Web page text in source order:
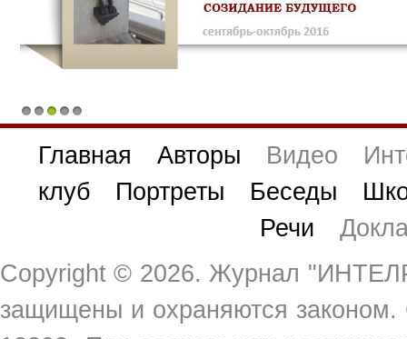
1 2 3 4 5
Главная Авторы Видео
клуб
Портреты Беседы
Речи
Copyright © 2026. Журнал
защищены и охраняются